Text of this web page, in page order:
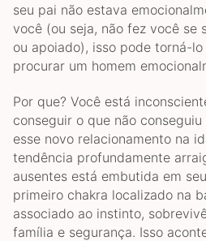
seu pai não estava
você (ou seja, não fez você se
ou apoiado), isso pode torná-
procurar um homem
Por que? Você está
conseguir o que não
esse novo relacionamento na
tendência profundamente
ausentes está embutida em
primeiro chakra localizado na
associado ao instinto,
família e segurança. Isso